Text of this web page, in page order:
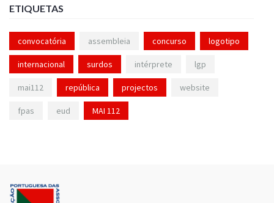
ETIQUETAS
convocatória assembleia concurso logotipo
internacional surdos intérprete lgp
mai112 república projectos website
fpas eud MAI 112